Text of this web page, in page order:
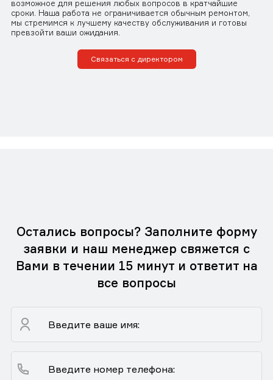
возможное для решения любых вопросов в кратчайшие
сроки. Наша работа не ограничивается обычным ремонтом,
мы стремимся к лучшему качеству обслуживания и готовы
превзойти ваши ожидания.
Связаться с директором
Остались вопросы? Заполните форму
заявки и наш менеджер свяжется с
Вами в течении 15 минут и ответит на
все вопросы